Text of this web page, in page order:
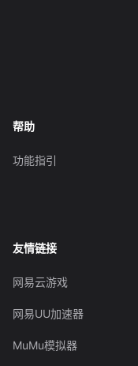
帮助
功能指引
友情链接
网易云游戏
网易UU加速器
MuMu模拟器